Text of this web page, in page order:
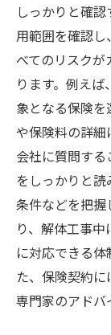
しっかりと確
用範囲を確認
べてのリスク
ります。例え
象となる保険
や保険料の詳
会社に質問す
をしっかりと
条件などを把握
り、解体工事
に対応できる
た、保険契約に
専門家のアドバ